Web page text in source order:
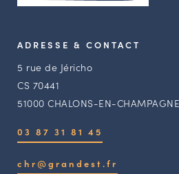
ADRESSE & CONTACT
5 rue de Jéricho
CS 70441
51000 CHALONS-EN-
03 87 31 81 45
chr@grandest.fr